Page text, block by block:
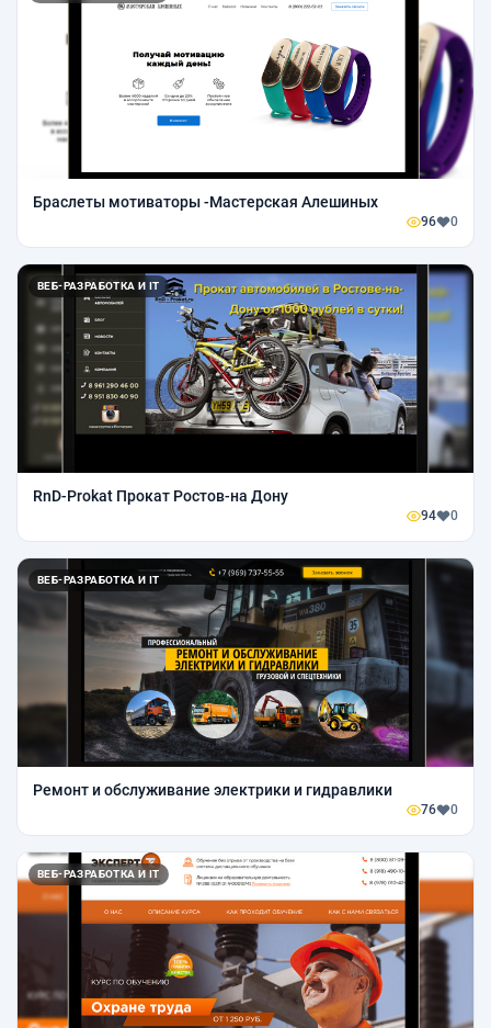
Браслеты мотиваторы -Мастерская Алешиных
96 0
ВЕБ-РАЗРАБОТКА И IT
RnD-Prokat Прокат Ростов-на Дону
94 0
ВЕБ-РАЗРАБОТКА И IT
Ремонт и обслуживание электрики и гидравлики
76 0
ВЕБ-РАЗРАБОТКА И IT